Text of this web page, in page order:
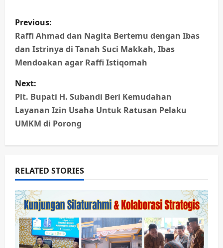
P
o
s
t
n
a
v
i
g
a
t
Previous:
Raffi Ahmad dan Nagita Bertemu dengan Ibas
dan Istrinya di Tanah Suci Makkah, Ibas
Mendoakan agar Raffi Istiqomah
Next:
Plt. Bupati H. Subandi Beri Kemudahan
Layanan Izin Usaha Untuk Ratusan Pelaku
UMKM di Porong
RELATED STORIES